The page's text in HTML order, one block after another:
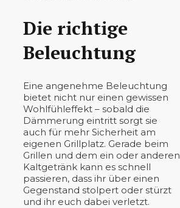
Die richtige
Beleuchtung
Eine angenehme Beleuchtung
bietet nicht nur einen gewissen
Wohlfühleffekt – sobald die
Dämmerung eintritt sorgt sie
auch für mehr Sicherheit am
eigenen Grillplatz. Gerade beim
Grillen und dem ein oder anderen
Kaltgetränk kann es schnell
passieren, dass ihr über einen
Gegenstand stolpert oder stürzt
und ihr euch dabei verletzt.